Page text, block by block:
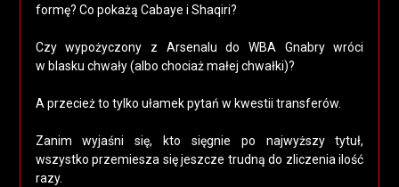
formę? Co pokażą Cabaye i Shaqiri?
Czy wypożyczony z Arsenalu do WBA Gnabry wróci
w blasku chwały (albo chociaż małej chwałki)?
A przecież to tylko ułamek pytań w kwestii transferów.
Zanim wyjaśni się, kto sięgnie po najwyższy tytuł,
wszystko przemiesza się jeszcze trudną do zliczenia ilość
razy.